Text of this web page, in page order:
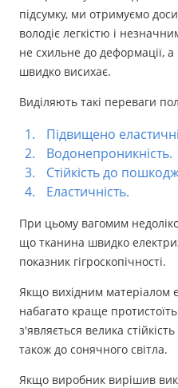
підсумку, ми отримуємо
володіє легкістю і
не схильне до деформації,
швидко висихає.
Виділяють такі переваги
Підвищено
Водонепроникність.
Стійкість до
Еластичність.
При цьому вагомим
що тканина швидко
показник гігроскопічності.
Якщо вихідним матеріалом
набагато краще
з'являється велика
також до сонячного світла.
Якщо виробник вирішив